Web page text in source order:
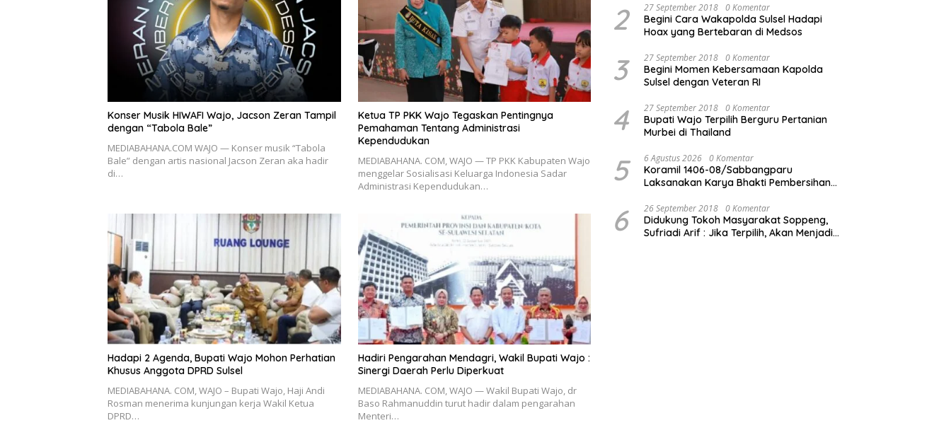
Konser Musik HIWAFI Wajo, Jacson Zeran Tampil
dengan “Tabola Bale”
MEDIABAHANA.COM WAJO — Konser musik “Tabola
Bale” dengan artis nasional Jacson Zeran aka hadir
di…
Ketua TP PKK Wajo Tegaskan Pentingnya
Pemahaman Tentang Administrasi
Kependudukan
MEDIABAHANA. COM, WAJO — TP PKK Kabupaten Wajo
menggelar Sosialisasi Keluarga Indonesia Sadar
Administrasi Kependudukan…
Hadapi 2 Agenda, Bupati Wajo Mohon Perhatian
Khusus Anggota DPRD Sulsel
MEDIABAHANA. COM, WAJO – Bupati Wajo, Haji Andi
Rosman menerima kunjungan kerja Wakil Ketua
DPRD…
Hadiri Pengarahan Mendagri, Wakil Bupati Wajo :
Sinergi Daerah Perlu Diperkuat
MEDIABAHANA. COM, WAJO — Wakil Bupati Wajo, dr
Baso Rahmanuddin turut hadir dalam pengarahan
Menteri…
2 27 September 2018 0 Komentar
Begini Cara Wakapolda Sulsel Hadapi
Hoax yang Bertebaran di Medsos
3 27 September 2018 0 Komentar
Begini Momen Kebersamaan Kapolda
Sulsel dengan Veteran RI
4 27 September 2018 0 Komentar
Bupati Wajo Terpilih Berguru Pertanian
Murbei di Thailand
5 6 Agustus 2026 0 Komentar
Koramil 1406-08/Sabbangparu
Laksanakan Karya Bhakti Pembersihan
6 26 September 2018 0 Komentar
Didukung Tokoh Masyarakat Soppeng,
Sufriadi Arif : Jika Terpilih, Akan Menjadi